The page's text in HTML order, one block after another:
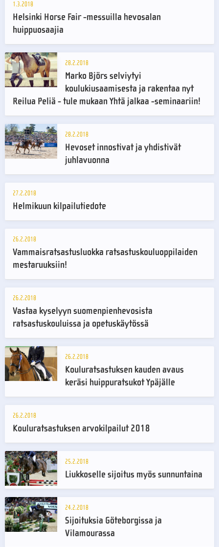
1.3.2018
Helsinki Horse Fair -messuilla hevosalan
huippuosaajia
28.2.2018
Marko Björs selviytyi
koulukiusaamisesta ja rakentaa nyt
Reilua Peliä - tule mukaan Yhtä jalkaa -seminaariin!
28.2.2018
Hevoset innostivat ja yhdistivät
juhlavuonna
27.2.2018
Helmikuun kilpailutiedote
26.2.2018
Vammaisratsastusluokka ratsastuskouluoppilaiden
mestaruuksiin!
26.2.2018
Vastaa kyselyyn suomenpienhevosista
ratsastuskouluissa ja opetuskäytössä
26.2.2018
Kouluratsastuksen kauden avaus
keräsi huippuratsukot Ypäjälle
26.2.2018
Kouluratsastuksen arvokilpailut 2018
25.2.2018
Liukkoselle sijoitus myös sunnuntaina
24.2.2018
Sijoituksia Göteborgissa ja
Vilamourassa